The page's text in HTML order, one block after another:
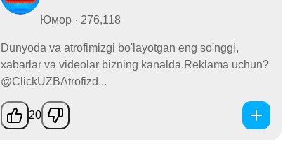
Юмор · 276,118
Dunyoda va atrofimizgi bo'layotgan eng so'nggi,
xabarlar va videolar bizning kanalda.Reklama uchun?
@ClickUZBAtrofizd...
20